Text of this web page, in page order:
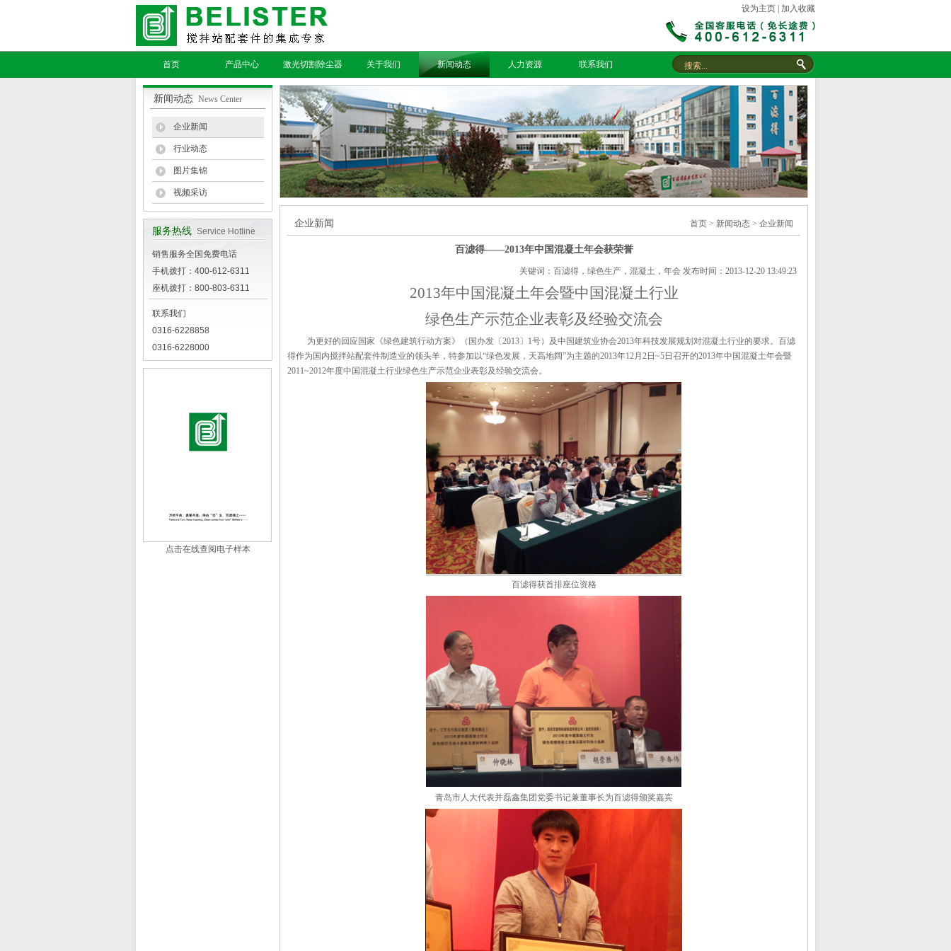
设为主页 加入收藏
首页 产品中心 激光切割除尘器 关于我们 新闻动态 人力资源 联系我们
新闻动态 News Center
企业新闻
行业动态
图片集锦
视频采访
服务热线 Service Hotline
销售服务全国免费电话
手机拨打：400-612-6311
座机拨打：800-803-6311
联系我们
0316-6228858
0316-6228000
点击在线查阅电子样本
企业新闻 首页 > 新闻动态 > 企业新闻
百滤得——2013年中国混凝土年会获荣誉
关键词：百滤得，绿色生产，混凝土，年会 发布时间：2013-12-20 13:49:23
2013年中国混凝土年会暨中国混凝土行业
绿色生产示范企业表彰及经验交流会
为更好的回应国家《绿色建筑行动方案》（国办发〔2013〕 1号）及中国建筑业协会2013年科技发展规划对混凝土行业的要求。百滤
得作为国内搅拌站配套件制造业的领头羊，特参加以“绿色发展，天高地阔”为主题的2013年12月 2日 ~5日召开的2013年中国混凝土年会暨
2011~2012年度中国混凝土行业绿色生产示范企业表彰及经验交流会。
百滤得获首排座位资格
青岛市人大代表并磊鑫集团党委书记兼董事长为百滤得颁奖嘉宾